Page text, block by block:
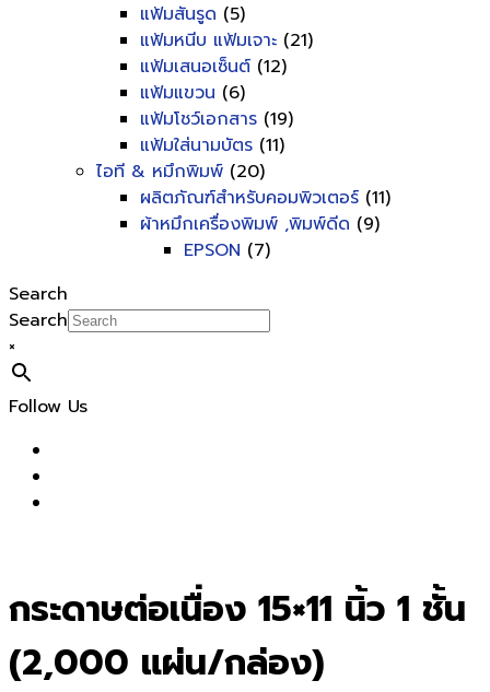
แฟ้มสันรูด (5)
แฟ้มหนีบ แฟ้มเจาะ (21)
แฟ้มเสนอเซ็นต์ (12)
แฟ้มแขวน (6)
แฟ้มโชว์เอกสาร (19)
แฟ้มใส่นามบัตร (11)
ไอที & หมึกพิมพ์ (20)
ผลิตภัณฑ์สำหรับคอมพิวเตอร์ (11)
ผ้าหมึกเครื่องพิมพ์ ,พิมพ์ดีด (9)
EPSON (7)
Search
Search
×
Follow Us
กระดาษต่อเนื่อง 15×11 นิ้ว 1 ชั้น
(2,000 แผ่น/กล่อง)